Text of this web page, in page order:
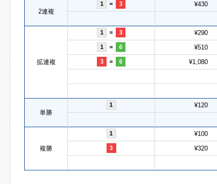
2連複
1 = 3 ¥430
拡連複
1 = 3 ¥290
1 = 6 ¥510
3 = 6 ¥1,080
単勝
1 ¥120
複勝
1 ¥100
3 ¥320